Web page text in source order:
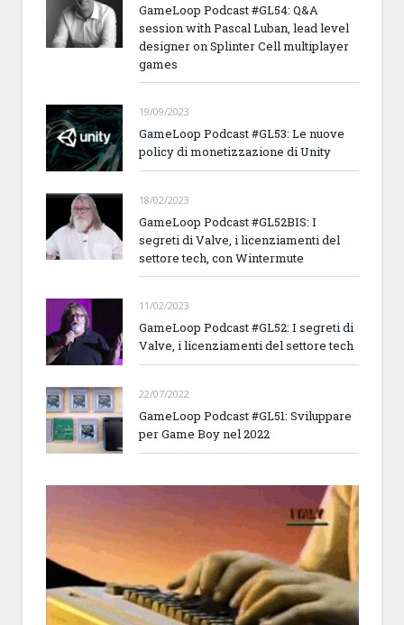
GameLoop Podcast #GL54: Q&A
session with Pascal Luban, lead level
designer on Splinter Cell multiplayer
games
19/09/2023
GameLoop Podcast #GL53: Le nuove
policy di monetizzazione di Unity
18/02/2023
GameLoop Podcast #GL52BIS: I
segreti di Valve, i licenziamenti del
settore tech, con Wintermute
11/02/2023
GameLoop Podcast #GL52: I segreti di
Valve, i licenziamenti del settore tech
22/07/2022
GameLoop Podcast #GL51: Sviluppare
per Game Boy nel 2022